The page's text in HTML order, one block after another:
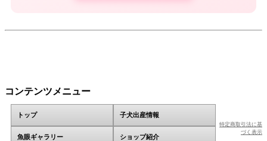
コンテンツメニュー
トップ 子犬出産情報
魚眼ギャラリー ショップ紹介
特定商取引法に基
づく表示